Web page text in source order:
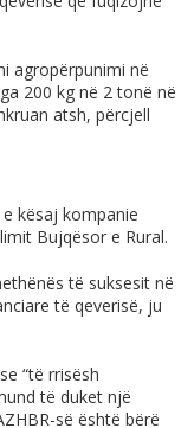
agropërpunimi në
200 kg në 2 tonë në
atsh, përcjell
kësaj kompanie
Bujqësor e Rural.
të suksesit në
të qeverisë, ju
“të rrisësh
të duket një
së është bërë